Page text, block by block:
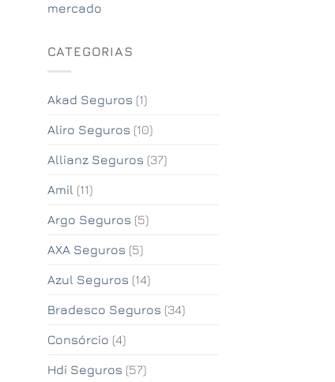
mercado
CATEGORIAS
Akad Seguros (1)
Aliro Seguros (10)
Allianz Seguros (37)
Amil (11)
Argo Seguros (5)
AXA Seguros (5)
Azul Seguros (14)
Bradesco Seguros (34)
Consórcio (4)
Hdi Seguros (57)